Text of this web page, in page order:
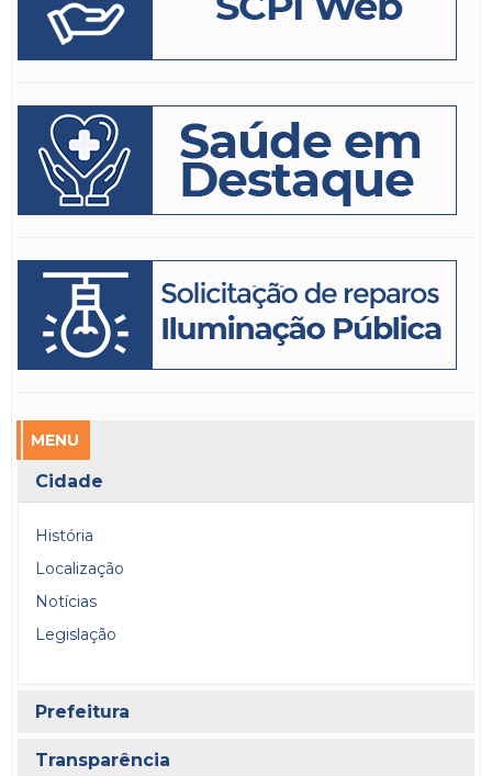
MENU
Cidade
História
Localização
Notícias
Legislação
Prefeitura
Transparência